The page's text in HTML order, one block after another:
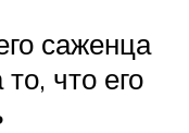
саженца
что его